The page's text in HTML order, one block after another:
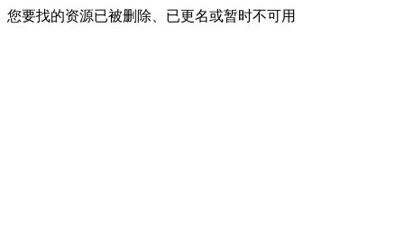
您要找的资源已被删除、已更名或暂时不可用